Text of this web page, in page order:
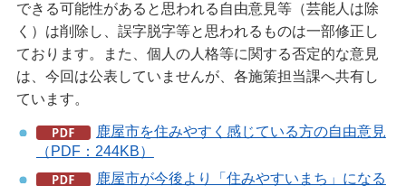
できる可能性があると思われる自由意見等（芸能人は除
く）は削除し、誤字脱字等と思われるものは一部修正し
ております。また、個人の人格等に関する否定的な意見
は、今回は公表していませんが、各施策担当課へ共有し
ています。
鹿屋市を住みやすく感じている方の自由意見
（PDF：244KB）
鹿屋市が今後より「住みやすいまち」になる